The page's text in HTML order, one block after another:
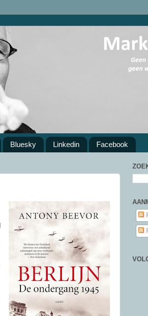
Bluesky Linkedin Facebook